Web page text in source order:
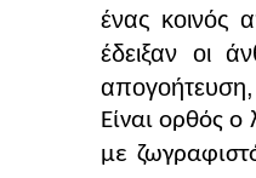
ένας κοινός
έδειξαν οι
Είναι ορθός
με